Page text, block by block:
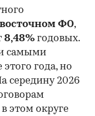
ФО,
8,48% годовых.
самыми
года, но
середину 2026
этом округе